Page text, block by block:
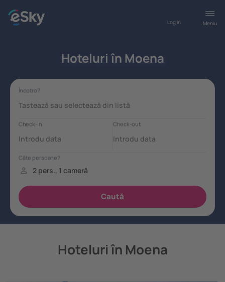
Meniu
Log in
Hoteluri în Moena
Hoteluri în Moena